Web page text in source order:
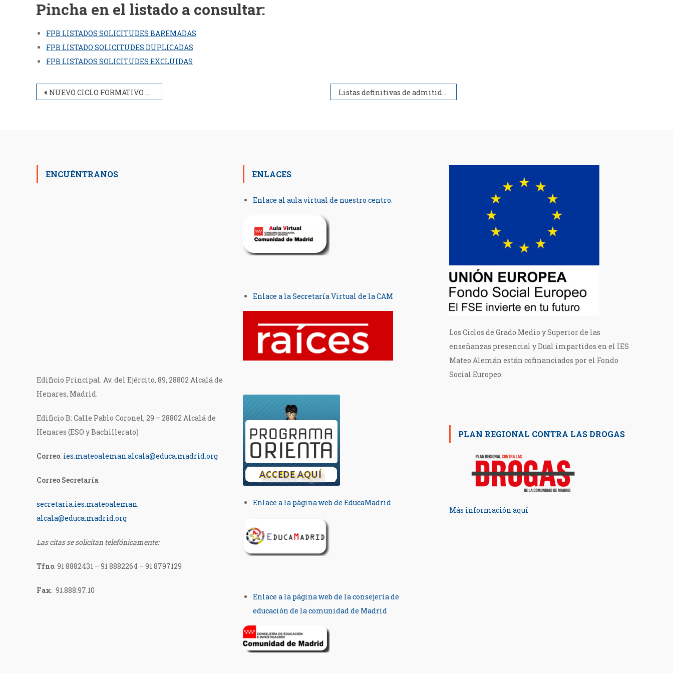
Pincha en el listado a consultar:
FPB LISTADOS SOLICITUDES BAREMADAS
FPB LISTADO SOLICITUDES DUPLICADAS
FPB LISTADOS SOLICITUDES EXCLUIDAS
Navegación
NUEVO CICLO FORMATIVO DE GRADO SUPERIOR: TÉCNICO SUPERIOR EN ASESORIA DE IMAGEN PERSONAL Y CORPORATIVA Listas definitivas de admitidos, excluidos y en espera en FPB de “Peluquería y Estética” y de “Mantenimiento de Vehículos”
ENCUÉNTRANOS
Edificio Principal: Av. del Ejército, 89, 28802 Alcalá de
Henares, Madrid.
Edificio B: Calle Pablo Coronel, 29 – 28802 Alcalá de
Henares (ESO y Bachillerato)
Correo: ies.mateoaleman.alcala@educa.madrid.org
Correo Secretaría:
secretaria.ies.mateoaleman.
alcala@educa.madrid.org
Las citas se solicitan telefónicamente:
Tfno:91 8882431 – 91 8882264 – 91 8797129
Fax: 91.888.97.10
ENLACES
Enlace al aula virtual de nuestro centro
Enlace a la Secretaría Virtual de la CAM
Enlace a la página web de EducaMadrid
Enlace a la página web de la consejería de
educación de la comunidad de Madrid
Los Ciclos de Grado Medio y Superior de las
enseñanzas presencial y Dual impartidos en el IES
Mateo Alemán están cofinanciados por el Fondo
Social Europeo.
PLAN REGIONAL CONTRA LAS DROGAS
Más información aquí